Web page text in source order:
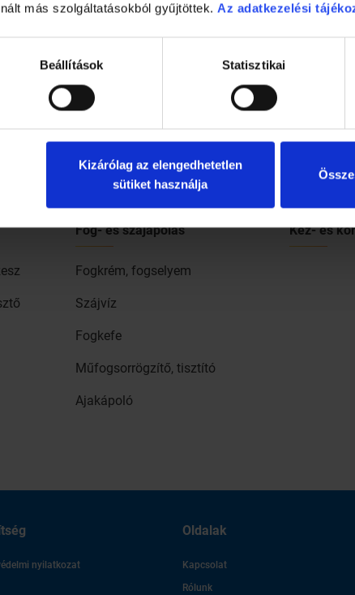
más szolgáltatásokból gyűjtöttek. Az adatkezelési
Beállítások Statisztikai
Kizárólag az elengedhetetlen
sütiket használja
Fog- és szájápolás
Fogkrém, fogselyem
Szájvíz
Fogkefe
Műfogsorrögzítő, tisztító
Ajakápoló
Kéz- és
nyilatkozat
Oldalak
Kapcsolat
Rólunk